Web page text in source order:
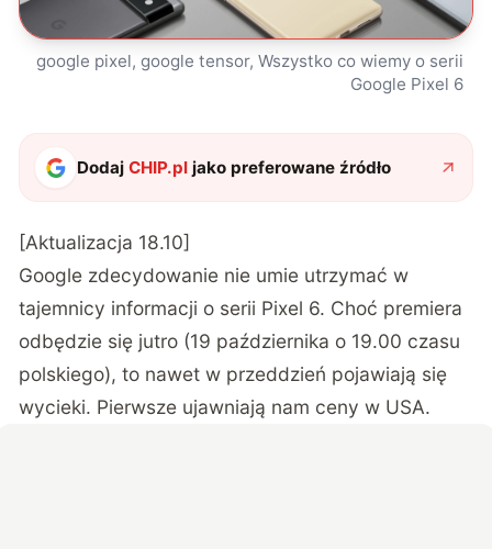
google pixel, google tensor, Wszystko co wiemy o serii
Google Pixel 6
DodajCHIP.pl jako preferowane źródło
[Aktualizacja 18.10]
Google zdecydowanie nie umie utrzymać w
tajemnicy informacji o serii Pixel 6. Choć premiera
odbędzie się jutro (19 października o 19.00 czasu
polskiego), to nawet w przeddzień pojawiają się
wycieki. Pierwsze ujawniają nam ceny w USA.